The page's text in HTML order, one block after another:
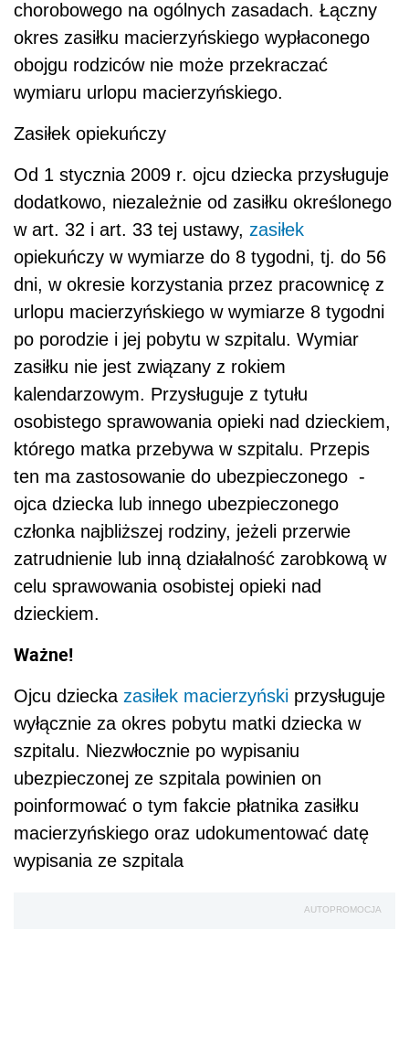
chorobowego na ogólnych zasadach. Łączny
okres zasiłku macierzyńskiego wypłaconego
obojgu rodziców nie może przekraczać
wymiaru urlopu macierzyńskiego.
Zasiłek opiekuńczy
Od 1 stycznia 2009 r. ojcu dziecka przysługuje
dodatkowo, niezależnie od zasiłku określonego
w art. 32 i art. 33 tej ustawy, zasiłek
opiekuńczy w wymiarze do 8 tygodni, tj. do 56
dni, w okresie korzystania przez pracownicę z
urlopu macierzyńskiego w wymiarze 8 tygodni
po porodzie i jej pobytu w szpitalu. Wymiar
zasiłku nie jest związany z rokiem
kalendarzowym. Przysługuje z tytułu
osobistego sprawowania opieki nad dzieckiem,
którego matka przebywa w szpitalu. Przepis
ten ma zastosowanie do ubezpieczonego -
ojca dziecka lub innego ubezpieczonego
członka najbliższej rodziny, jeżeli przerwie
zatrudnienie lub inną działalność zarobkową w
celu sprawowania osobistej opieki nad
dzieckiem.
Ważne!
Ojcu dziecka zasiłek macierzyński przysługuje
wyłącznie za okres pobytu matki dziecka w
szpitalu. Niezwłocznie po wypisaniu
ubezpieczonej ze szpitala powinien on
poinformować o tym fakcie płatnika zasiłku
macierzyńskiego oraz udokumentować datę
wypisania ze szpitala
AUTOPROMOCJA